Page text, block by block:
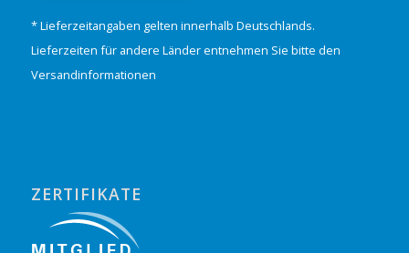
* Lieferzeitangaben gelten innerhalb Deutschlands.
Lieferzeiten für andere Länder entnehmen Sie bitte den
Versandinformationen
ZERTIFIKATE